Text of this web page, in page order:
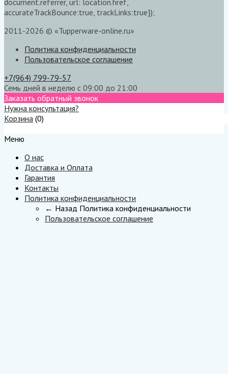
accurateTrackBounce:true, trackLinks:true});
2011-2026 © «Tupperware-online.ru»
Политика конфиденциальности
Пользовательское соглашение
+7(964) 799-79-57
Семь дней в неделю с 09:00 до 21:00
Заказать обратный звонок
Нужна консультация?
Корзина (0)
Меню
О нас
Доставка и Оплата
Гарантия
Контакты
Политика конфиденциальности
← Назад Политика конфиденциальности
Пользовательское соглашение